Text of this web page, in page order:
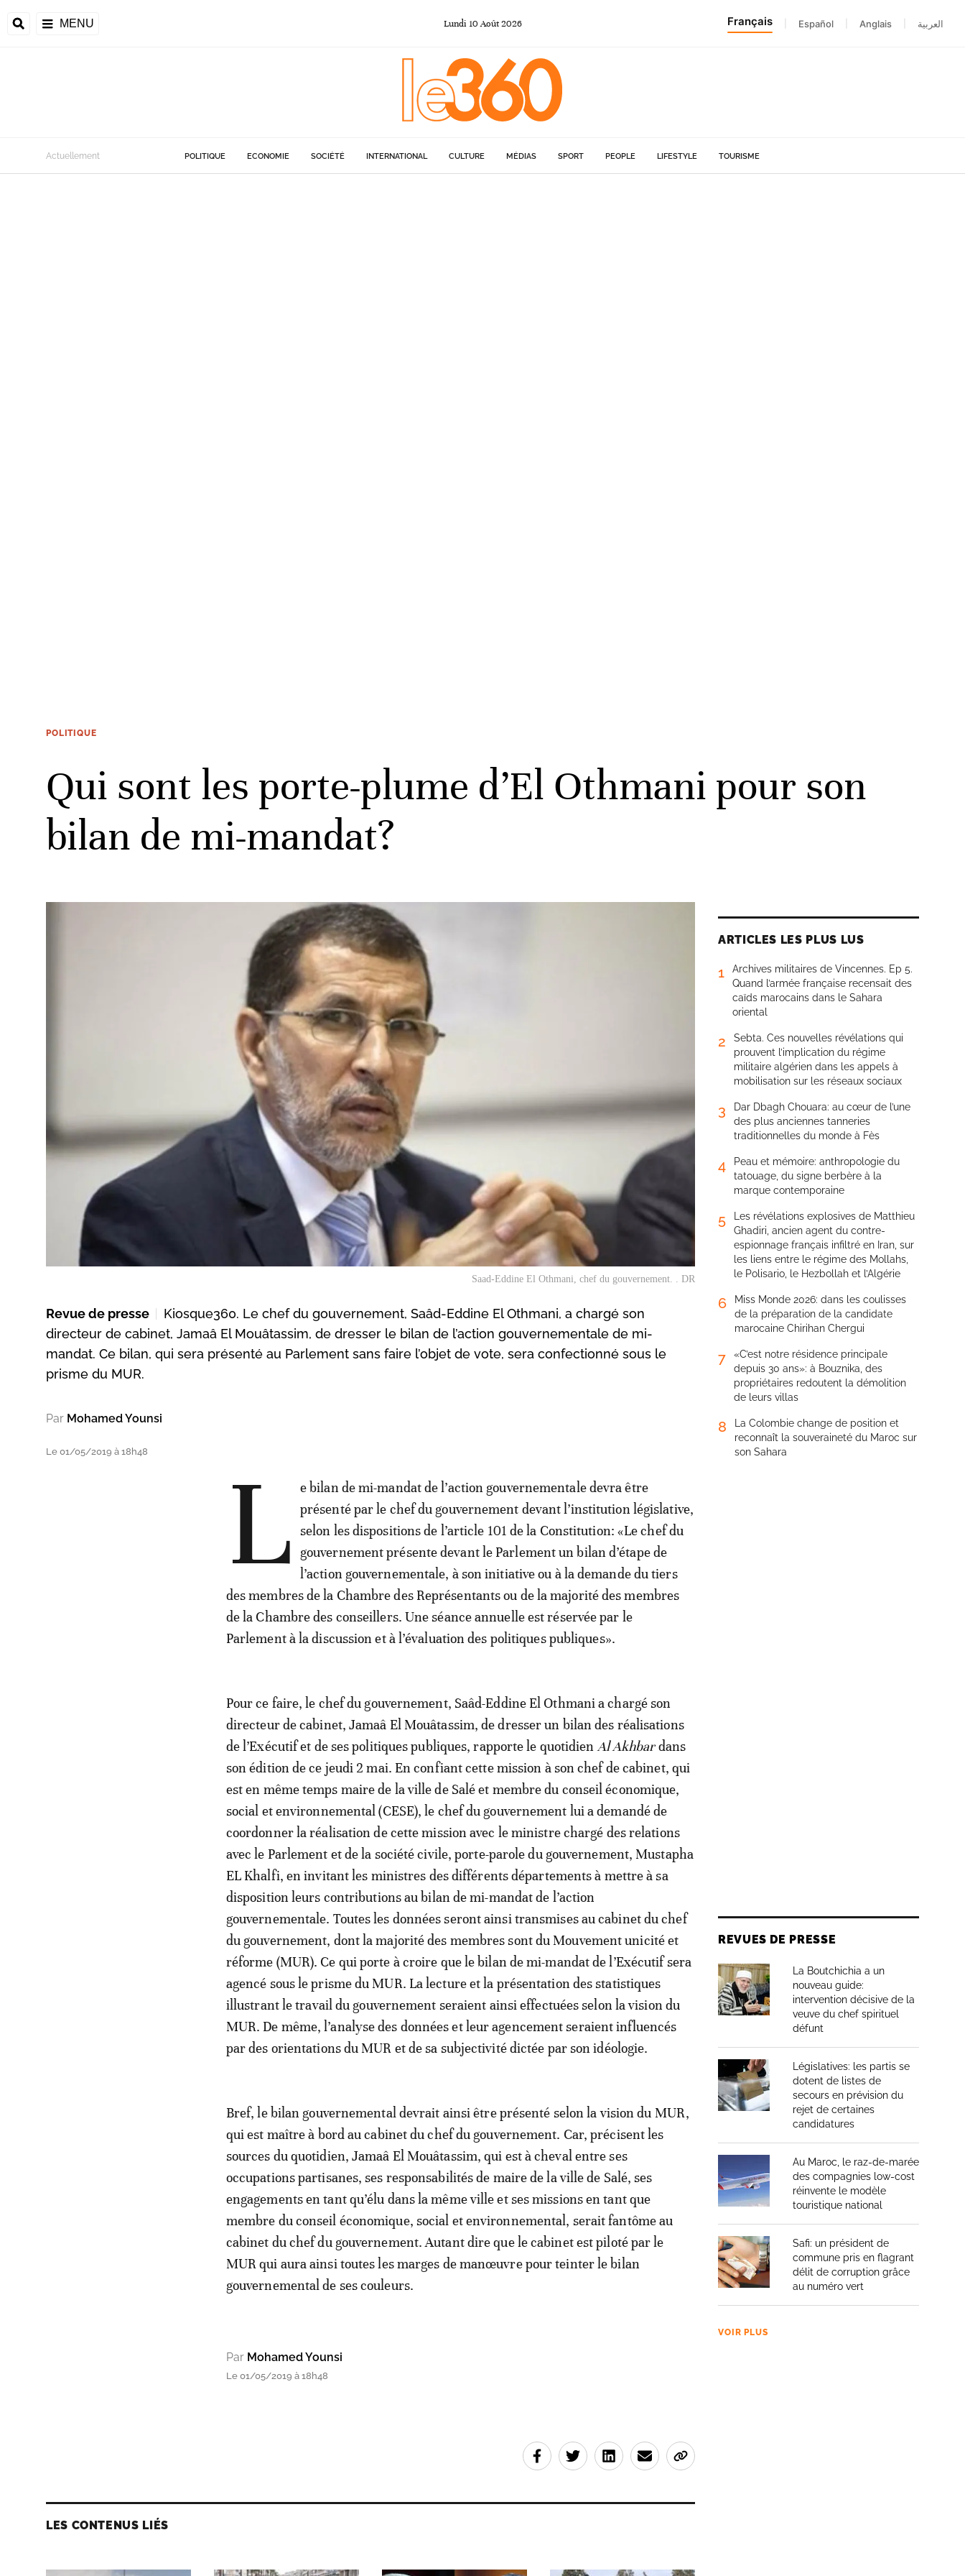
MENU Lundi 10 Août 2026 Français Español Anglais العربية
Actuellement POLITIQUE ECONOMIE SOCIÉTÉ INTERNATIONAL CULTURE MÉDIAS SPORT PEOPLE LIFESTYLE TOURISME
POLITIQUE
Qui sont les porte-plume d’El Othmani pour son
bilan de mi-mandat?
Saad-Eddine El Othmani, chef du gouvernement. . DR
Revue de presse
Kiosque360. Le chef du gouvernement, Saâd-Eddine El Othmani, a chargé son
directeur de cabinet, Jamaâ El Mouâtassim, de dresser le bilan de l’action gouvernementale de mi-
mandat. Ce bilan, qui sera présenté au Parlement sans faire l’objet de vote, sera confectionné sous le
prisme du MUR.
Par Mohamed Younsi
Le 01/05/2019 à 18h48 L
e bilan de mi-mandat de l’action gouvernementale devra être
présenté par le chef du gouvernement devant l’institution législative,
selon les dispositions de l’article 101 de la Constitution: «Le chef du
gouvernement présente devant le Parlement un bilan d’étape de
l’action gouvernementale, à son initiative ou à la demande du tiers
des membres de la Chambre des Représentants ou de la majorité des membres
de la Chambre des conseillers. Une séance annuelle est réservée par le
Parlement à la discussion et à l’évaluation des politiques publiques».
Pour ce faire, le chef du gouvernement, Saâd-Eddine El Othmani a chargé son
directeur de cabinet, Jamaâ El Mouâtassim, de dresser un bilan des réalisations
de l’Exécutif et de ses politiques publiques, rapporte le quotidienAl Akhbardans
son édition de ce jeudi 2 mai. En confiant cette mission à son chef de cabinet, qui
est en même temps maire de la ville de Salé et membre du conseil économique,
social et environnemental (CESE), le chef du gouvernement lui a demandé de
coordonner la réalisation de cette mission avec le ministre chargé des relations
avec le Parlement et de la société civile, porte-parole du gouvernement, Mustapha
EL Khalfi, en invitant les ministres des différents départements à mettre à sa
disposition leurs contributions au bilan de mi-mandat de l’action
gouvernementale. Toutes les données seront ainsi transmises au cabinet du chef
du gouvernement, dont la majorité des membres sont du Mouvement unicité et
réforme (MUR). Ce qui porte à croire que le bilan de mi-mandat de l’Exécutif sera
agencé sous le prisme du MUR. La lecture et la présentation des statistiques
illustrant le travail du gouvernement seraient ainsi effectuées selon la vision du
MUR. De même, l’analyse des données et leur agencement seraient influencés
par des orientations du MUR et de sa subjectivité dictée par son idéologie.
Bref, le bilan gouvernemental devrait ainsi être présenté selon la vision du MUR,
qui est maître à bord au cabinet du chef du gouvernement. Car, précisent les
sources du quotidien, Jamaâ El Mouâtassim, qui est à cheval entre ses
occupations partisanes, ses responsabilités de maire de la ville de Salé, ses
engagements en tant qu’élu dans la même ville et ses missions en tant que
membre du conseil économique, social et environnemental, serait fantôme au
cabinet du chef du gouvernement. Autant dire que le cabinet est piloté par le
MUR qui aura ainsi toutes les marges de manœuvre pour teinter le bilan
gouvernemental de ses couleurs.
Par Mohamed Younsi
Le 01/05/2019 à 18h48
LES CONTENUS LIÉS
ARTICLES LES PLUS LUS
1
Archives militaires de Vincennes. Ep 5.
Quand l’armée française recensait des
caïds marocains dans le Sahara
oriental
2
Sebta. Ces nouvelles révélations qui
prouvent l’implication du régime
militaire algérien dans les appels à
mobilisation sur les réseaux sociaux
3
Dar Dbagh Chouara: au cœur de l’une
des plus anciennes tanneries
traditionnelles du monde à Fès
4
Peau et mémoire: anthropologie du
tatouage, du signe berbère à la
marque contemporaine
5
Les révélations explosives de Matthieu
Ghadiri, ancien agent du contre-
espionnage français infiltré en Iran, sur
les liens entre le régime des Mollahs,
le Polisario, le Hezbollah et l’Algérie
6
Miss Monde 2026: dans les coulisses
de la préparation de la candidate
marocaine Chirihan Chergui
7
«C’est notre résidence principale
depuis 30 ans»: à Bouznika, des
propriétaires redoutent la démolition
de leurs villas
8
La Colombie change de position et
reconnaît la souveraineté du Maroc sur
son Sahara
REVUES DE PRESSE
La Boutchichia a un
nouveau guide:
intervention décisive de la
veuve du chef spirituel
défunt
Législatives: les partis se
dotent de listes de
secours en prévision du
rejet de certaines
candidatures
Au Maroc, le raz-de-marée
des compagnies low-cost
réinvente le modèle
touristique national
Safi: un président de
commune pris en flagrant
délit de corruption grâce
au numéro vert
VOIR PLUS